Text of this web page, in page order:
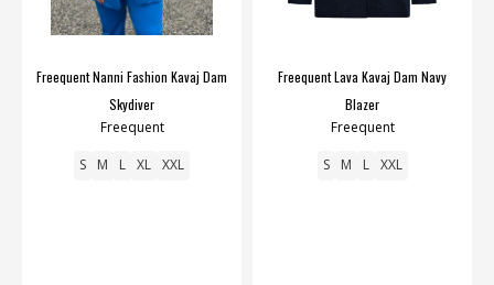
Freequent Nanni Fashion Kavaj Dam
Skydiver
Freequent
S M L XL XXL
Freequent Lava Kavaj Dam Navy
Blazer
Freequent
S M L XXL